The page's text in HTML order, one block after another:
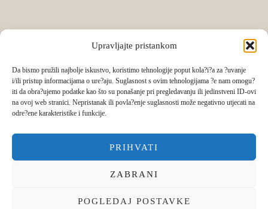
Upravljajte pristankom
Da bismo pružili najbolje iskustvo, koristimo tehnologije poput kola?i?a za ?uvanje
i/ili pristup informacijama o ure?aju. Suglasnost s ovim tehnologijama ?e nam omogu?
iti da obra?ujemo podatke kao što su ponašanje pri pregledavanju ili jedinstveni ID-ovi
na ovoj web stranici. Nepristanak ili povla?enje suglasnosti može negativno utjecati na
odre?ene karakteristike i funkcije.
PRIHVATI
ZABRANI
POGLEDAJ POSTAVKE
Instagram
Tik Tok